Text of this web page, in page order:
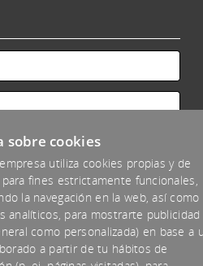
sobre cookies
utiliza cookies propias y de
fines estrictamente funcionales,
la navegación en la web, así como
analíticos, para mostrarte publicidad
como personalizada) en base a
a partir de tu hábitos de